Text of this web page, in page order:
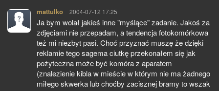
mattulko pisze:
2004-07-12 17:25
Ja bym wolał jakieś inne "myślące" zadanie. Jakoś za
zdjęciami nie przepadam, a tendencja fotokomórkowa
też mi niezbyt pasi. Choć przyznać muszę że dzięki
reklamie tego sagema ciutkę przekonałem się jak
pożyteczna może być komóra z aparatem
(znalezienie kibla w mieście w którym nie ma żadnego
miłego skwerka lub choćby zacisznej bramy to wszak